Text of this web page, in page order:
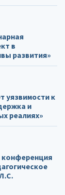
в
развития»
уязвимости к
и
реалиях»